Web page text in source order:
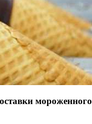
мороженного